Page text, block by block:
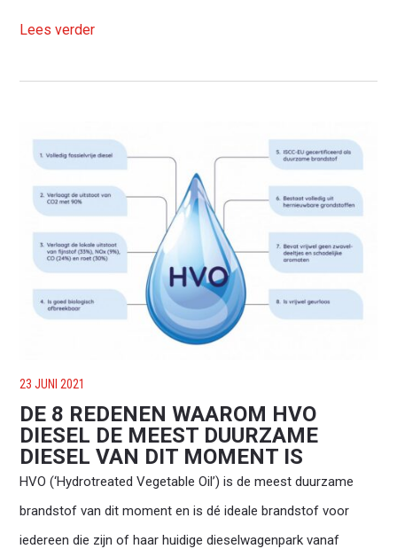
Lees verder
23 JUNI 2021
DE 8 REDENEN WAAROM HVO
DIESEL DE MEEST DUURZAME
DIESEL VAN DIT MOMENT IS
HVO (‘Hydrotreated Vegetable Oil’) is de meest duurzame
brandstof van dit moment en is dé ideale brandstof voor
iedereen die zijn of haar huidige dieselwagenpark vanaf